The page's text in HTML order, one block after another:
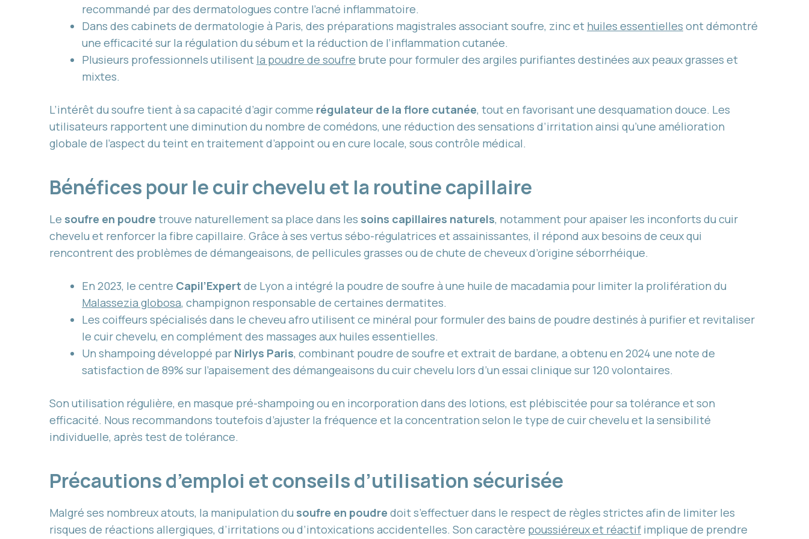
recommandé par des dermatologues contre l’acné inflammatoire.
Dans des cabinets de dermatologie à Paris, des préparations magistrales associant soufre, zinc et huiles essentielles ont démontré
une efficacité sur la régulation du sébum et la réduction de l’inflammation cutanée.
Plusieurs professionnels utilisent la poudre de soufre brute pour formuler des argiles purifiantes destinées aux peaux grasses et
mixtes.
L’intérêt du soufre tient à sa capacité d’agir comme régulateur de la flore cutanée, tout en favorisant une desquamation douce. Les
utilisateurs rapportent une diminution du nombre de comédons, une réduction des sensations d’irritation ainsi qu’une amélioration
globale de l’aspect du teint en traitement d’appoint ou en cure locale, sous contrôle médical.
Bénéfices pour le cuir chevelu et la routine capillaire
Le soufre en poudre trouve naturellement sa place dans les soins capillaires naturels, notamment pour apaiser les inconforts du cuir
chevelu et renforcer la fibre capillaire. Grâce à ses vertus sébo-régulatrices et assainissantes, il répond aux besoins de ceux qui
rencontrent des problèmes de démangeaisons, de pellicules grasses ou de chute de cheveux d’origine séborrhéique.
En 2023, le centre Capil’Expert de Lyon a intégré la poudre de soufre à une huile de macadamia pour limiter la prolifération du
Malassezia globosa, champignon responsable de certaines dermatites.
Les coiffeurs spécialisés dans le cheveu afro utilisent ce minéral pour formuler des bains de poudre destinés à purifier et revitaliser
le cuir chevelu, en complément des massages aux huiles essentielles.
Un shampoing développé par Nirlys Paris, combinant poudre de soufre et extrait de bardane, a obtenu en 2024 une note de
satisfaction de 89% sur l’apaisement des démangeaisons du cuir chevelu lors d’un essai clinique sur 120 volontaires.
Son utilisation régulière, en masque pré-shampoing ou en incorporation dans des lotions, est plébiscitée pour sa tolérance et son
efficacité. Nous recommandons toutefois d’ajuster la fréquence et la concentration selon le type de cuir chevelu et la sensibilité
individuelle, après test de tolérance.
Précautions d’emploi et conseils d’utilisation sécurisée
Malgré ses nombreux atouts, la manipulation du soufre en poudre doit s’effectuer dans le respect de règles strictes afin de limiter les
risques de réactions allergiques, d’irritations ou d’intoxications accidentelles. Son caractère poussiéreux et réactif implique de prendre